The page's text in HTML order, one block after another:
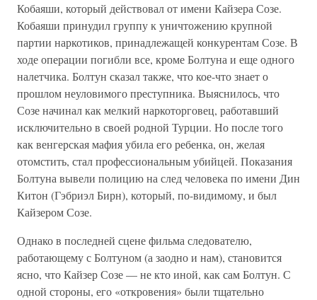
Кобаяши, который действовал от имени Кайзера Созе.
Кобаяши принудил группу к уничтожению крупной
партии наркотиков, принадлежащей конкурентам Созе. В
ходе операции погибли все, кроме Болтуна и еще одного
налетчика. Болтун сказал также, что кое-что знает о
прошлом неуловимого преступника. Выяснилось, что
Созе начинал как мелкий наркоторговец, работавший
исключительно в своей родной Турции. Но после того
как венгерская мафия убила его ребенка, он, желая
отомстить, стал профессиональным убийцей. Показания
Болтуна вывели полицию на след человека по имени Дин
Китон (Гэбриэл Бирн), который, по-видимому, и был
Кайзером Созе.
Однако в последней сцене фильма следователю,
работающему с Болтуном (а заодно и нам), становится
ясно, что Кайзер Созе — не кто иной, как сам Болтун. С
одной стороны, его «откровения» были тщательно